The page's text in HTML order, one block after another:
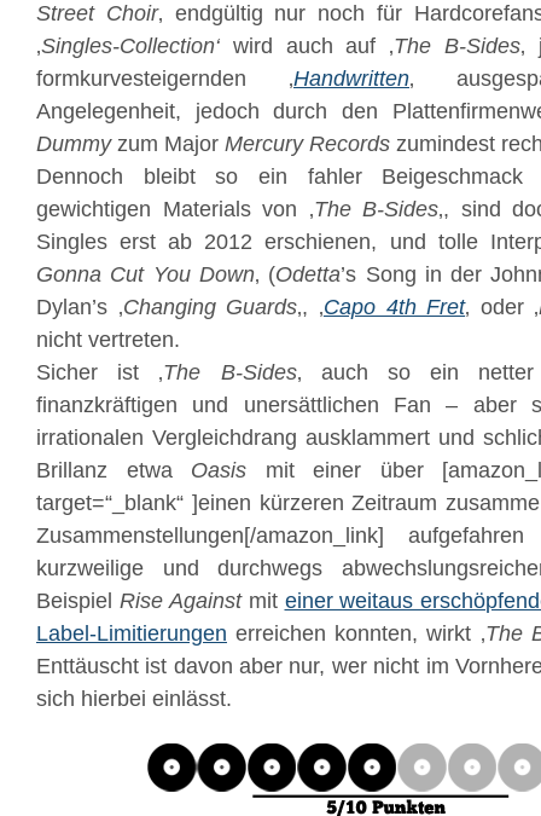
Street Choir‚ endgültig nur noch für
‚Singles-Collection‘ wird auch auf ‚The B-Sides‚
formkurvesteigernden ‚Handwritten‚
Angelegenheit, jedoch durch den
Dummyzum Major Mercury Records zumindest
Dennoch bleibt so ein fahler Beigeschmack
gewichtigen Materials von ‚The B-Sides‚, sind
Singles erst ab 2012 erschienen, und tolle
Gonna Cut You Down‚ (Odetta’s Song in der
Dylan’s ‚Changing Guards‚, ‚Capo 4th Fret‚ oder ‚
nicht vertreten.
Sicher ist ‚The B-Sides‚ auch so ein
finanzkräftigen und unersättlichen Fan – aber
irrationalen Vergleichdrang ausklammert und
Brillanz etwa Oasis mit einer über
target=“_blank“ ]einen kürzeren Zeitraum
Zusammenstellungen[/amazon_link]
kurzweilige und durchwegs
Beispiel Rise Againstmit einer weitaus
Label-Limitierungen erreichen konnten, wirkt ‚The
Enttäuscht ist davon aber nur, wer nicht im
sich hierbei einlässt.